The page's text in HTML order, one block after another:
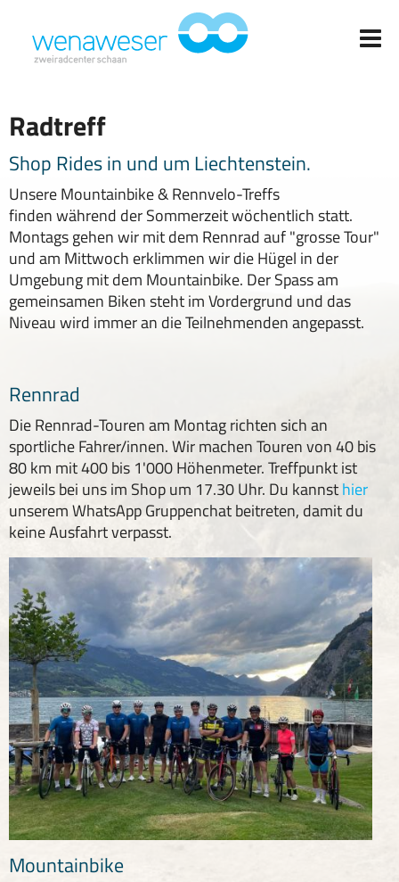
Radtreff
Shop Rides in und um Liechtenstein.
Unsere Mountainbike & Rennvelo-Treffs
finden während der Sommerzeit wöchentlich statt.
Montags gehen wir mit dem Rennrad auf "grosse Tour"
und am Mittwoch erklimmen wir die Hügel in der
Umgebung mit dem Mountainbike. Der Spass am
gemeinsamen Biken steht im Vordergrund und das
Niveau wird immer an die Teilnehmenden angepasst.
Rennrad
Die Rennrad-Touren am Montag richten sich an
sportliche Fahrer/innen. Wir machen Touren von 40 bis
80 km mit 400 bis 1'000 Höhenmeter. Treffpunkt ist
jeweils bei uns im Shop um 17.30 Uhr. Du kannsthier
unserem WhatsApp Gruppenchat beitreten, damit du
keine Ausfahrt verpasst.
Mountainbike